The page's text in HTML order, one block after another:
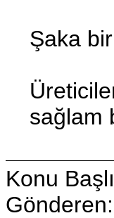
Şaka
sağlam
Konu
Gönderen: